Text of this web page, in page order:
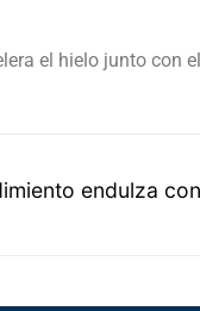
el hielo junto con
endulza